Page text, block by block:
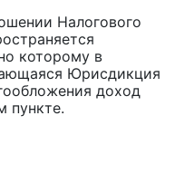
Налогового
которому в
Юрисдикция
доход
пункте.